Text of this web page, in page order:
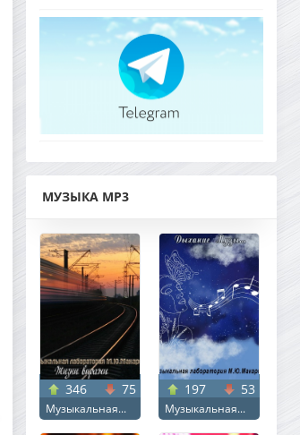
МУЗЫКА MP3
346 75
Музыкальная...
197 53
Музыкальная...